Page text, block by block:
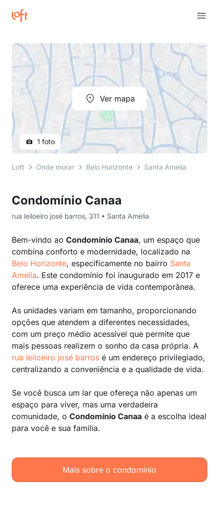
Condomínio Canaa
rua leiloeiro josé barros, 311 • Santa Amelia
Bem-vindo ao Condomínio Canaa, um espaço que
combina conforto e modernidade, localizado na
Belo Horizonte, especificamente no bairro Santa
Amelia. Este condomínio foi inaugurado em 2017 e
oferece uma experiência de vida contemporânea.
As unidades variam em tamanho, proporcionando
opções que atendem a diferentes necessidades,
com um preço médio acessível que permite que
mais pessoas realizem o sonho da casa própria. A
rua leiloeiro josé barros é um endereço privilegiado,
centralizando a conveniência e a qualidade de vida.
Se você busca um lar que ofereça não apenas um
espaço para viver, mas uma verdadeira
comunidade, o Condomínio Canaa é a escolha ideal
para você e sua família.
Mais sobre o condomínio
Ver mapa
1 foto
Loft Onde morar Belo Horizonte Santa Amelia